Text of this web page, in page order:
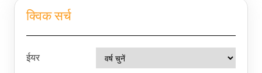
क्विक सर्च
ईयर